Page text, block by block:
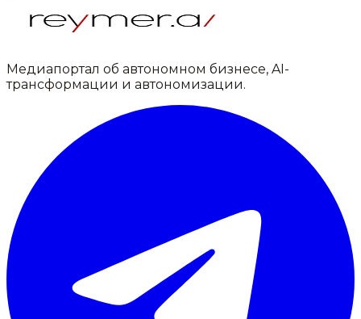
Медиапортал об автономном бизнесе, AI-
трансформации и автономизации.